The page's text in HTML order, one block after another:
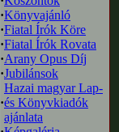
·Könyvajánló
·Fiatal Írók Köre
·Fiatal Írók Rovata
·Arany Opus Díj
·Jubilánsok
·
Hazai magyar Lap-
és Könyvkiadók
ajánlata